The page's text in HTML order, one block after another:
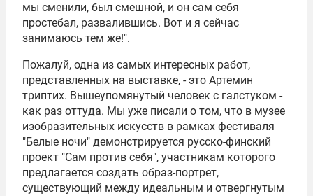
мы сменили, был смешной, и он сам себя
простебал, развалившись. Вот и я сейчас
занимаюсь тем же!".
Пожалуй, одна из самых интересных работ,
представленных на выставке, - это Артемин
триптих. Вышеупомянутый человек с галстуком -
как раз оттуда. Мы уже писали о том, что в музее
изобразительных искусств в рамках фестиваля
"Белые ночи" демонстрируется русско-финский
проект "Сам против себя", участникам которого
предлагается создать образ-портрет,
существующий между идеальным и отвергнутым